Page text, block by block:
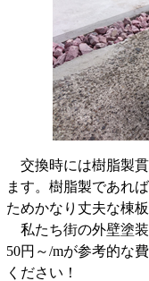
交換時には樹脂製貫
ます。樹脂製であれ
ためかなり丈夫な棟
私たち街の外壁塗
50円～/mが参考的な
ください！